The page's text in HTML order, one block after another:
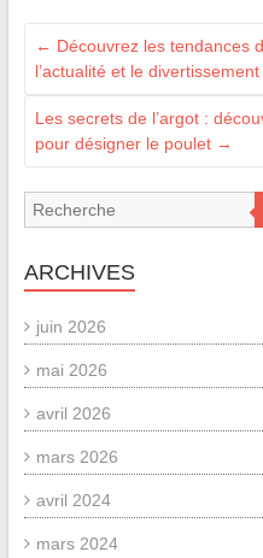
← Découvrez les tendances
l’actualité et le divertissement
Les secrets de l’argot :
pour désigner le poulet →
ARCHIVES
juin 2026
mai 2026
avril 2026
mars 2026
avril 2024
mars 2024